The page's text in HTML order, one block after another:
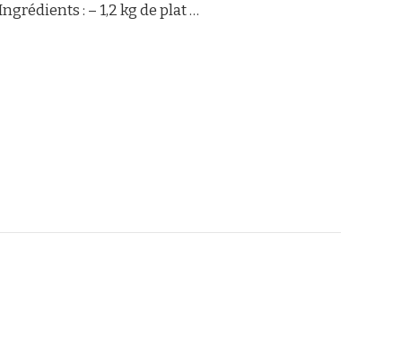
: – 1,2 kg de plat …